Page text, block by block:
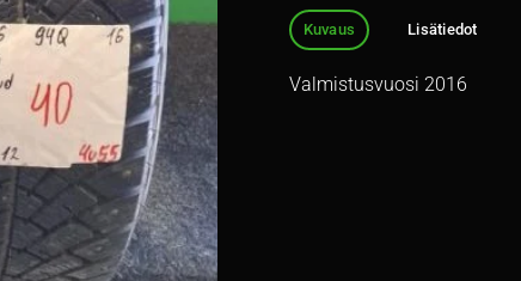
Kuvaus Lisätiedot
Valmistusvuosi 2016